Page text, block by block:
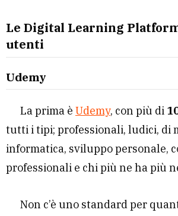
Le Digital Learning
utenti
Udemy
La prima è Udemy, con più di
tutti i tipi; professionali, ludici, di
informatica, sviluppo personale,
professionali e chi più ne ha più
Non c’è uno standard per